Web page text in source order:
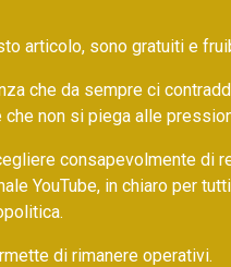
articolo, sono gratuiti e
che da sempre ci
non si piega alle
consapevolmente di
YouTube, in chiaro per
di rimanere operativi.